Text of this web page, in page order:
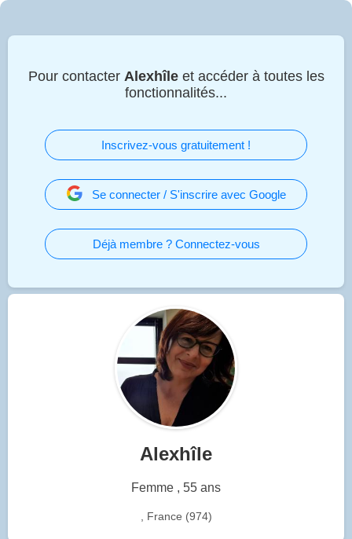
Pour contacter Alexhîleet accéder à toutes les
fonctionnalités...
Inscrivez-vous gratuitement !
Se connecter / S'inscrire avec Google
Déjà membre ? Connectez-vous
Alexhîle
Femme , 55 ans
, France (974)